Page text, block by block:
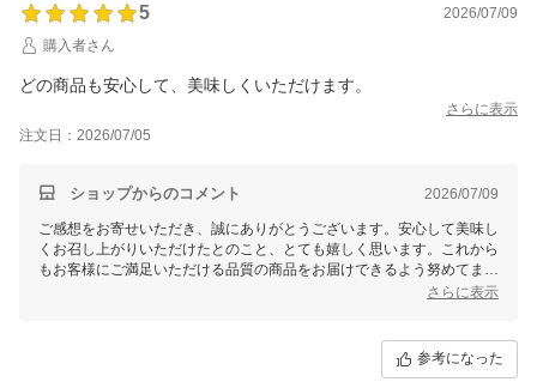
5
2026/07/09
購入者さん
どの商品も安心して、美味しくいただけます。
さらに表示
注文日：2026/07/05
ショップからのコメント 2026/07/09
ご感想をお寄せいただき、誠にありがとうございます。安心して美味し
くお召し上がりいただけたとのこと、とても嬉しく思います。これから
もお客様にご満足いただける品質の商品をお届けできるよう努めてまい
さらに表示
参考になった